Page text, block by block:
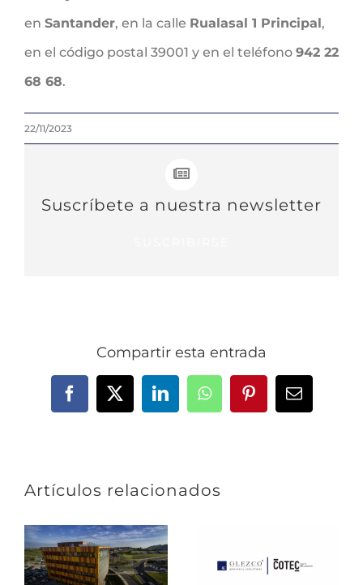
en Santander, en la calle Rualasal 1 Principal,
en el código postal 39001 y en el teléfono 942 22
68 68.
22/11/2023
Suscríbete a nuestra newsletter
Compartir esta entrada
Facebook
X LinkedInWhatsAppPinterestCorreo
Artículos relacionados